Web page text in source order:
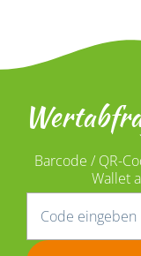
Barcode / QR-
Wallet